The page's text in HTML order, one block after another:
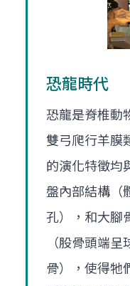
恐龍時代
恐龍是脊椎動
雙弓爬行羊膜
的演化特徵均
盤內部結構（
孔），和大腳
（股骨頭端
骨），使得牠